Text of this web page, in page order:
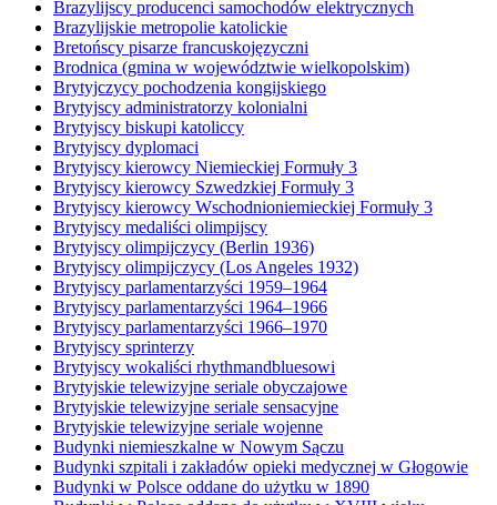
Brazylijscy producenci samochodów elektrycznych
Brazylijskie metropolie katolickie
Bretońscy pisarze francuskojęzyczni
Brodnica (gmina w województwie wielkopolskim)
Brytyjczycy pochodzenia kongijskiego
Brytyjscy administratorzy kolonialni
Brytyjscy biskupi katoliccy
Brytyjscy dyplomaci
Brytyjscy kierowcy Niemieckiej Formuły 3
Brytyjscy kierowcy Szwedzkiej Formuły 3
Brytyjscy kierowcy Wschodnioniemieckiej Formuły 3
Brytyjscy medaliści olimpijscy
Brytyjscy olimpijczycy (Berlin 1936)
Brytyjscy olimpijczycy (Los Angeles 1932)
Brytyjscy parlamentarzyści 1959–1964
Brytyjscy parlamentarzyści 1964–1966
Brytyjscy parlamentarzyści 1966–1970
Brytyjscy sprinterzy
Brytyjscy wokaliści rhythmandbluesowi
Brytyjskie telewizyjne seriale obyczajowe
Brytyjskie telewizyjne seriale sensacyjne
Brytyjskie telewizyjne seriale wojenne
Budynki niemieszkalne w Nowym Sączu
Budynki szpitali i zakładów opieki medycznej w Głogowie
Budynki w Polsce oddane do użytku w 1890